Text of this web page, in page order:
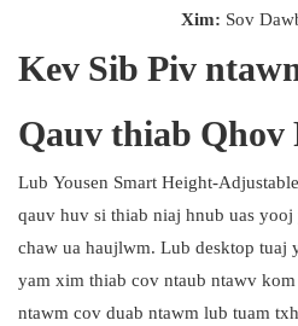
Xim: Sov
Kev Sib Piv
Qauv thiab Qhov
Lub Yousen Smart Height-
qauv huv si thiab niaj hnub uas
chaw ua haujlwm. Lub desktop tuaj
yam xim thiab cov ntaub ntawv
ntawm cov duab ntawm lub tuam